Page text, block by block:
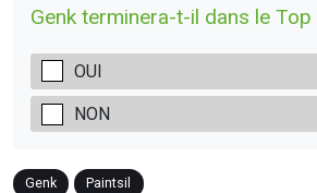
Genk terminera-t-il dans le Top
OUI
NON
Genk Paintsil